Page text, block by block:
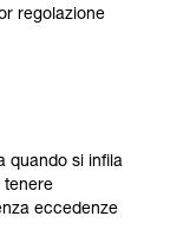
in piena
regolazione
quando si infila
tenere
eccedenze